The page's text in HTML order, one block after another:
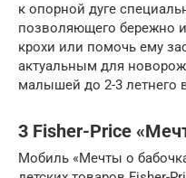
к опорной дуге
позволяющего бережно
крохи или помочь ему
актуальным для
малышей до 2-3 летнего
3 Fisher-Price
Мобиль «Мечты о